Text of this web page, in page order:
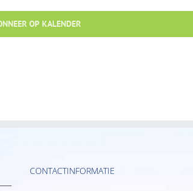
OP KALENDER
CONTACTINFORMATIE